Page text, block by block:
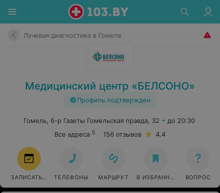
Лучевая диагностика в Гомеле
Медицинский центр «БЕЛСОНО»
Профиль подтвержден
Гомель, б-р Газеты Гомельская правда, 32
до 20:30
Все адреса 5 156 отзывов 4.4
ЗАПИСАТЬСЯ ТЕЛЕФОНЫ МАРШРУТ В ИЗБРАННОЕ ВОПРОС